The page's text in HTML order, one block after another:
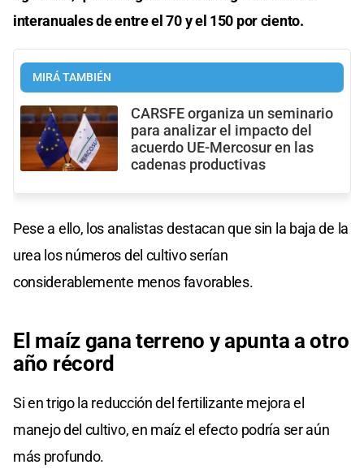
interanuales de entre el 70 y el 150 por ciento.
MIRÁ TAMBIÉN
CARSFE organiza un seminario
para analizar el impacto del
acuerdo UE-Mercosur en las
cadenas productivas
Pese a ello, los analistas destacan que sin la baja de la
urea los números del cultivo serían
considerablemente menos favorables.
El maíz gana terreno y apunta a otro
año récord
Si en trigo la reducción del fertilizante mejora el
manejo del cultivo, en maíz el efecto podría ser aún
más profundo.